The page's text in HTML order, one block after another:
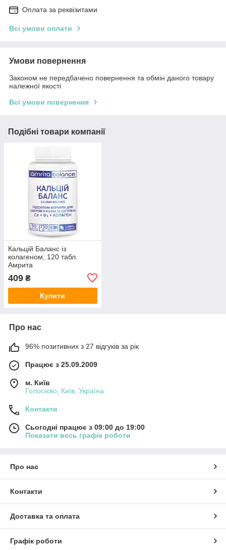
Оплата за реквізитами
Всі умови оплати
Умови повернення
Законом не передбачено повернення та обмін даного товару
належної якості
Всі умови повернення
Подібні товари компанії
Кальцій Баланс із
колагеном, 120 табл.
Амрита
409 ₴
Купити
Про нас
96% позитивних з 27 відгуків за рік
Працює з 25.09.2009
м. Київ
Голосієво, Київ, Україна
Контакти
Сьогодні працює з 09:00 до 19:00
Показати весь графік роботи
Про нас
Контакти
Доставка та оплата
Графік роботи